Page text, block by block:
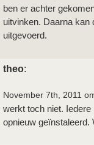
ben er achter
uitvinken. Daarna
uitgevoerd.
theo:
November 7th, 2011
werkt toch niet.
opnieuw geïnstaleerd.